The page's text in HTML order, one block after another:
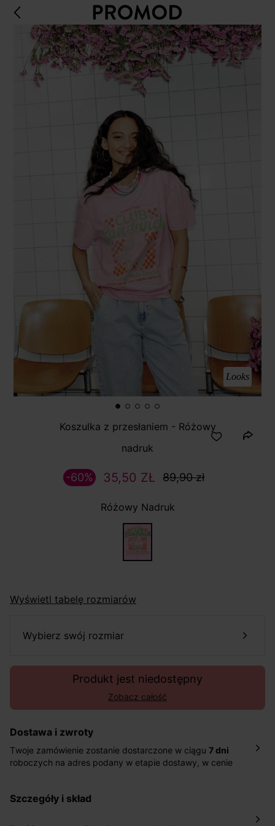
Looks
Koszulka z przesłaniem - Różowy
nadruk
35,50 ZŁ 89,90 zł
-60%
Różowy Nadruk
Wyświetl tabelę rozmiarów
wybierz swój rozmiar
Produkt jest niedostępny
Zobacz całość
Dostawa i zwroty
Twoje zamówienie zostanie dostarczone w ciągu 7 dni
roboczych na adres podany w etapie dostawy, w cenie
pośrednictwem DHL Express.
szczegóły i skład